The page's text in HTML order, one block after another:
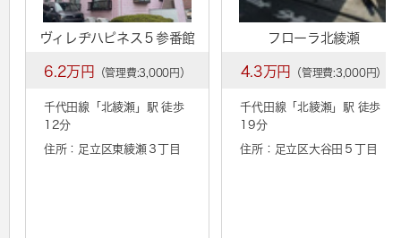
ヴィレヂハピネス５参番館
6.2万円 （管理費:3,000円）
千代田線「 北綾瀬」駅 徒歩
12分
住所：足立区東綾瀬３丁目
フローラ北綾瀬
4.3万円 （管理費:3,000円）
千代田線「 北綾瀬」駅 徒歩
19分
住所：足立区大谷田５丁目